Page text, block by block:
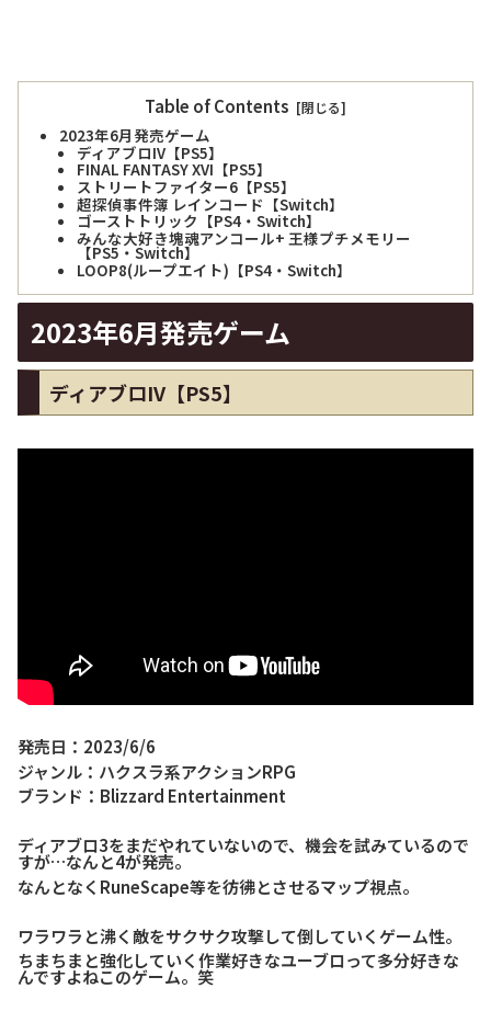
Table of Contents
2023年6月発売ゲーム
ディアブロIV【PS5】
FINAL FANTASY XVI【PS5】
ストリートファイター6【PS5】
超探偵事件簿 レインコード【Switch】
ゴーストトリック【PS4・Switch】
みんな大好き塊魂アンコール+ 王様プチメモリー
【PS5・Switch】
LOOP8(ループエイト)【PS4・Switch】
2023年6月発売ゲーム
ディアブロIV【PS5】
発売日：2023/6/6
ジャンル：ハクスラ系アクションRPG
ブランド：Blizzard Entertainment
ディアブロ3をまだやれていないので、機会を試みているので
すが…なんと4が発売。
なんとなくRuneScape等を彷彿とさせるマップ視点。
ワラワラと沸く敵をサクサク攻撃して倒していくゲーム性。
ちまちまと強化していく作業好きなユーブロって多分好きな
んですよねこのゲーム。笑